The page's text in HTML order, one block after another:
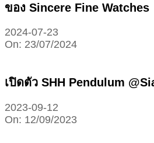
ของ Sincere Fine Watches
2024-07-23
On: 23/07/2024
เปิดตัว SHH Pendulum
2023-09-12
On: 12/09/2023